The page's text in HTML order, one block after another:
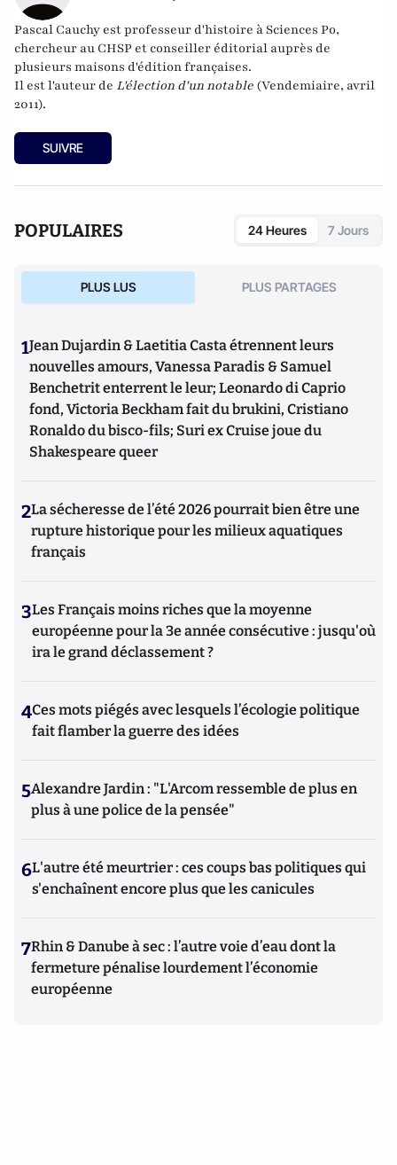
Pascal Cauchy est professeur d'histoire à Sciences Po,
chercheur au CHSP et conseiller éditorial auprès de
plusieurs maisons d'édition françaises.
Il est l'auteur de L'élection d'un notable (Vendemiaire, avril
2011).
SUIVRE
POPULAIRES 24 Heures 7 Jours
PLUS LUS PLUS PARTAGES
1Jean Dujardin & Laetitia Casta étrennent leurs
nouvelles amours, Vanessa Paradis & Samuel
Benchetrit enterrent le leur; Leonardo di Caprio
fond, Victoria Beckham fait du brukini, Cristiano
Ronaldo du bisco-fils; Suri ex Cruise joue du
Shakespeare queer
2La sécheresse de l’été 2026 pourrait bien être une
rupture historique pour les milieux aquatiques
français
3Les Français moins riches que la moyenne
européenne pour la 3e année consécutive : jusqu'où
ira le grand déclassement ?
4Ces mots piégés avec lesquels l’écologie politique
fait flamber la guerre des idées
5Alexandre Jardin : "L'Arcom ressemble de plus en
plus à une police de la pensée"
6L'autre été meurtrier : ces coups bas politiques qui
s'enchaînent encore plus que les canicules
7Rhin & Danube à sec : l’autre voie d’eau dont la
fermeture pénalise lourdement l’économie
européenne